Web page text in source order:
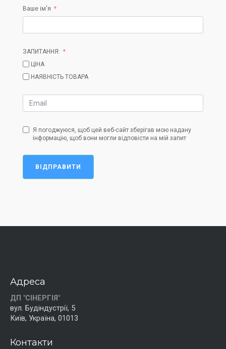
Ваше ім'я
ЗАПИТАННЯ:
ЦІНА
НАЯВНІСТЬ ТОВАРА
Я погоджуюся, щоб цей веб-сайт зберігав мою надану
інформацію, щоб вони могли відповісти на мій запит
ВІДПРАВИТИ
Адреса
ДП "СІНЕРГІЯ"
вул. Будіндустрії, 5
Київ, Україна, 01013
Контакти